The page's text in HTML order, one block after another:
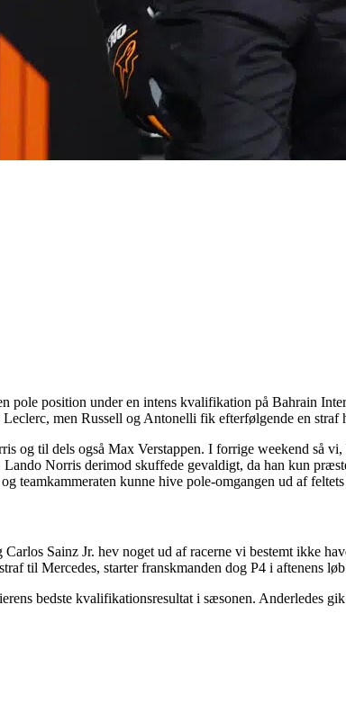
pole position under en intens kvalifikation på Bahrain
men Russell og Antonelli fik efterfølgende en
og til dels også Max Verstappen. I forrige weekend så
Norris derimod skuffede gevaldigt, da han kun
teamkammeraten kunne hive pole-omgangen ud af
Sainz Jr. hev noget ud af racerne vi bestemt ikke
til Mercedes, starter franskmanden dog P4 i aftenens
bedste kvalifikationsresultat i sæsonen. Anderledes